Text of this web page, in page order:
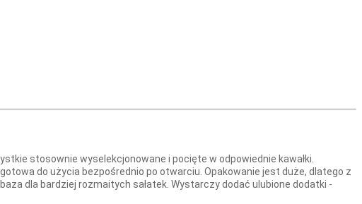
stosownie wyselekcjonowane i pocięte w odpowiednie kawałki.
do użycia bezpośrednio po otwarciu. Opakowanie jest duże, dlatego z
dla bardziej rozmaitych sałatek. Wystarczy dodać ulubione dodatki -